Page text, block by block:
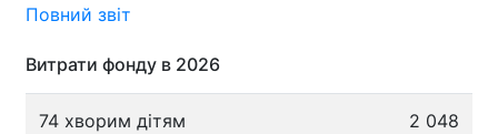
Повний звіт
Витрати фонду в 2026
74 хворим дітям
2 048